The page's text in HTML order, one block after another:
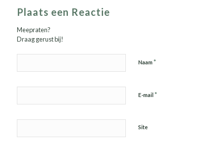
Plaats een Reactie
Meepraten?
Draag gerust bij!
Naam *
E-mail *
Site